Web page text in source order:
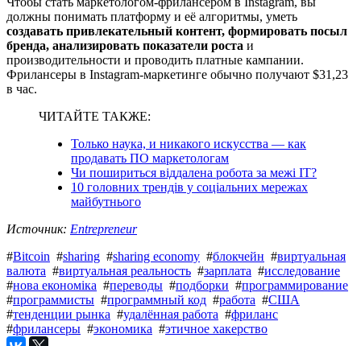
должны понимать платформу и её алгоритмы, уметь
создавать привлекательный контент, формировать посыл
бренда, анализировать показатели роста и
производительности и проводить платные кампании.
Фрилансеры в Instagram-маркетинге обычно получают $31,23
в час.
ЧИТАЙТЕ ТАКЖЕ:
Только наука, и никакого искусства — как
продавать ПО маркетологам
Чи пошириться віддалена робота за межі IT?
10 головних трендів у соціальних мережах
майбутнього
Источник: Entrepreneur
#Bitcoin #sharing #sharing economy #блокчейн #виртуальная
валюта #виртуальная реальность #зарплата #исследование
#нова економіка #переводы #подборки #программирование
#программисты #программный код #работа #США
#тенденции рынка #удалённая работа #фриланс
#фрилансеры #экономика #этичное хакерство